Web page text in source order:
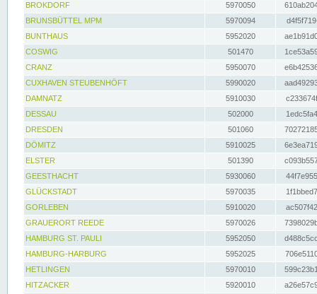
BROKDORF
5970050
BRUNSBÜTTEL MPM
5970094
BUNTHAUS
5952020
COSWIG
501470
CRANZ
5950070
CUXHAVEN STEUBENHÖFT
5990020
DAMNATZ
5910030
DESSAU
502000
DRESDEN
501060
DÖMITZ
5910025
ELSTER
501390
GEESTHACHT
5930060
GLÜCKSTADT
5970035
GORLEBEN
5910020
GRAUERORT REEDE
5970026
HAMBURG ST. PAULI
5952050
HAMBURG-HARBURG
5952025
HETLINGEN
5970010
HITZACKER
5920010